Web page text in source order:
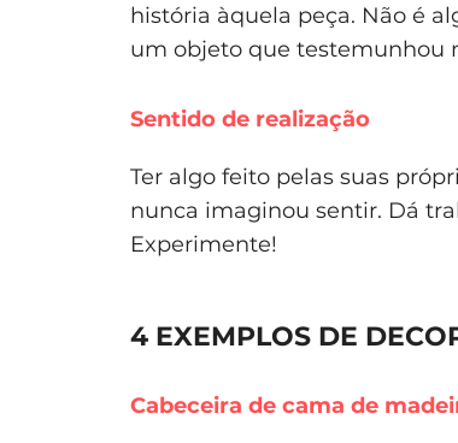
história àquela peça. Não é
um objeto que testemunhou
Sentido de realização
Ter algo feito pelas suas
nunca imaginou sentir. Dá
Experimente!
4 EXEMPLOS DE
Cabeceira de cama de